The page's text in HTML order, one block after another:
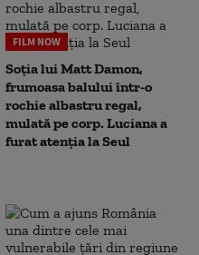
FILM NOW
Soția lui Matt Damon,
frumoasa balului într-o
rochie albastru regal,
mulată pe corp. Luciana a
furat atenția la Seul